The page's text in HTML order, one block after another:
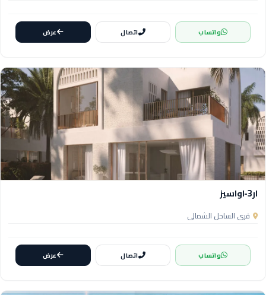
واتساب اتصال عرض
ار3-اواسيز
قرى الساحل الشمالي
واتساب اتصال عرض